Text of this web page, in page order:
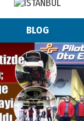
BLOG